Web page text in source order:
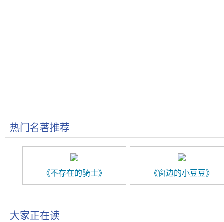
热门名著推荐
《不存在的骑士》 《窗边的小豆豆》
大家正在读